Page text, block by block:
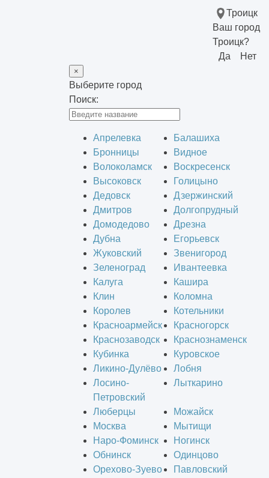
Троицк
Ваш город
Троицк?
Да
Нет
×
Выберите город
Поиск:
Апрелевка
Балашиха
Бронницы
Видное
Волоколамск
Воскресенск
Высоковск
Голицыно
Дедовск
Дзержинский
Дмитров
Долгопрудный
Домодедово
Дрезна
Дубна
Егорьевск
Жуковский
Звенигород
Зеленоград
Ивантеевка
Калуга
Кашира
Клин
Коломна
Королев
Котельники
Красноармейск
Красногорск
Краснозаводск
Краснознаменск
Кубинка
Куровское
Ликино-Дулёво
Лобня
Лосино-
Петровский
Лыткарино
Люберцы
Можайск
Москва
Мытищи
Наро-Фоминск
Ногинск
Обнинск
Одинцово
Орехово-Зуево
Павловский